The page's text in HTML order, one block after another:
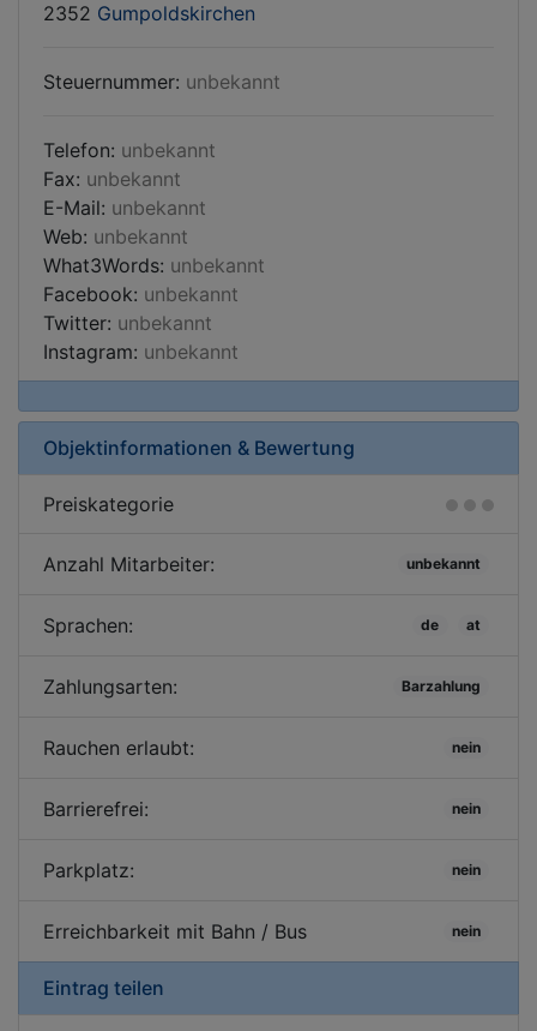
2352 Gumpoldskirchen
Steuernummer: unbekannt
Telefon: unbekannt
Fax: unbekannt
E-Mail: unbekannt
Web: unbekannt
What3Words: unbekannt
Facebook: unbekannt
Twitter: unbekannt
Instagram: unbekannt
Objektinformationen & Bewertung
Preiskategorie
Anzahl Mitarbeiter: unbekannt
Sprachen: de at
Zahlungsarten: Barzahlung
Rauchen erlaubt: nein
Barrierefrei: nein
Parkplatz: nein
Erreichbarkeit mit Bahn / Bus nein
Eintrag teilen